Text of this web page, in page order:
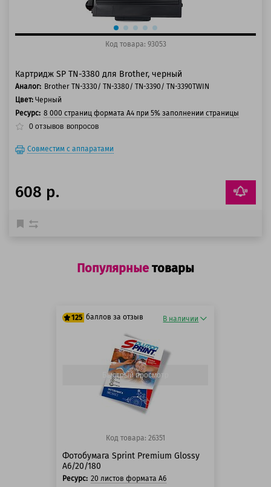
Код товара: 93053
Картридж SP TN-3380 для Brother, черный
Аналог: Brother TN-3330/ TN-3380/ TN-3390/ TN-3390TWIN
Цвет: Черный
Ресурс: 8 000 страниц формата А4 при 5% заполнении страницы
0 отзывов вопросов
Совместим с аппаратами
608 р.
Популярные товары
125 баллов за отзыв
125 баллов
125 баллов
В наличии
Быстрый просмотр
Код товара: 26351
Фотобумага Sprint Premium Glossy
A6/20/180
Ресурс: 20 листов формата А6